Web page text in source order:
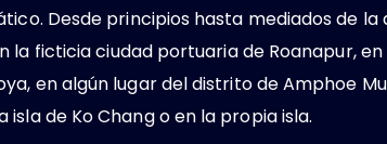
Desde principios hasta mediados de la
ficticia ciudad portuaria de Roanapur,
en algún lugar del distrito de Amphoe
de Ko Chang o en la propia isla.